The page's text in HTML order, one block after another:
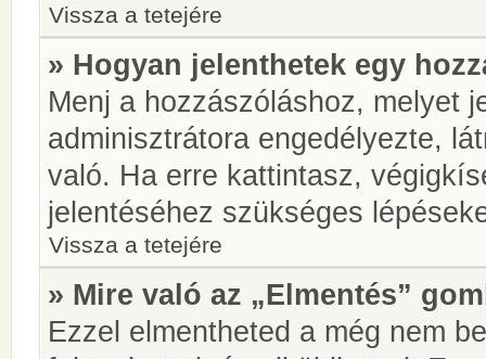
Vissza a tetejére
» Hogyan jelenthetek egy
Menj a hozzászóláshoz, melyet
adminisztrátora engedélyezte,
való. Ha erre kattintasz,
jelentéséhez szükséges
Vissza a tetejére
» Mire való az „Elmentés”
Ezzel elmentheted a még nem